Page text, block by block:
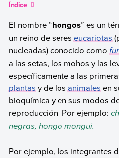
Índice
El nombre “hongos” es un
un reino de sereseucariotas
nucleadas) conocido como
a las setas, los mohos y las
específicamente a las
plantasy de losanimalesen
bioquímica y en sus modos
reproducción. Por ejemplo:
negras, hongo mongui.
Por ejemplo, los integrantes